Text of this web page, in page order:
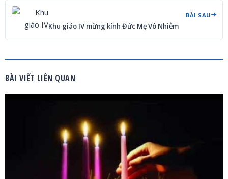
BÀI SAU
Khu giáo IV mừng kính Đức Mẹ Vô Nhiễm
BÀI VIẾT LIÊN QUAN